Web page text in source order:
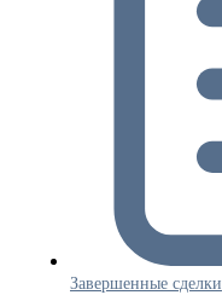
Завершенные сделки